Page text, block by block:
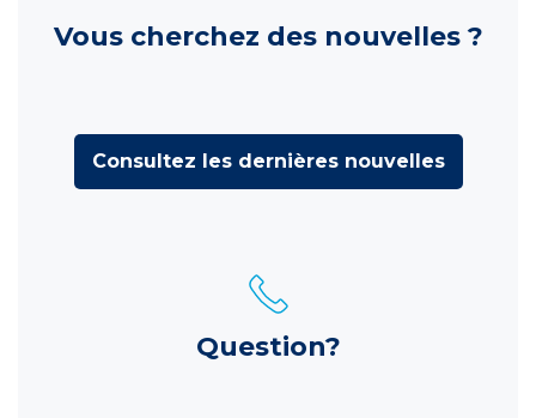
Vous cherchez des nouvelles ?
Consultez les dernières nouvelles
Question?